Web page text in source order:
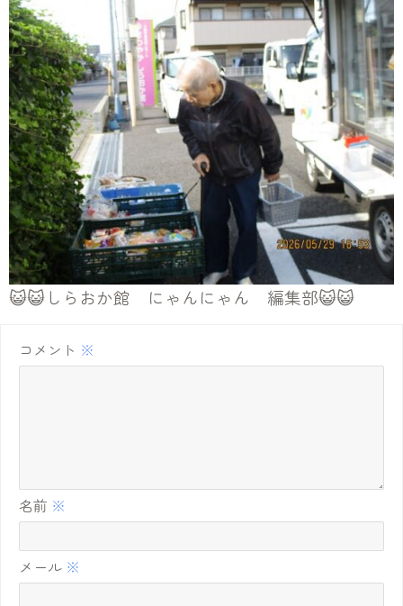
😺😺しらおか館 にゃんにゃん 編集部😺😺
コメント ※
名前 ※
メール ※